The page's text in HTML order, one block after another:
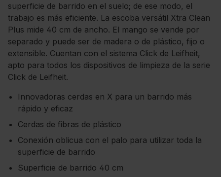
superficie de barrido en el suelo; de ese modo, el
trabajo es más eficiente. La escoba versátil Xtra Clean
Plus mide 40 cm de ancho. El mango se vende por
separado y puede ser de madera o de plástico, fijo o
extensible. Cuentan con el sistema Click de Leifheit,
apto para todos los dispositivos de limpieza de la serie
Click de Leifheit.
Innovadoras cerdas en X para un barrido más
rápido y eficaz
Cerdas de fibras de plástico
Conexión oblicua con el palo para utilizar toda la
superficie de barrido
Superficie de barrido 40 cm